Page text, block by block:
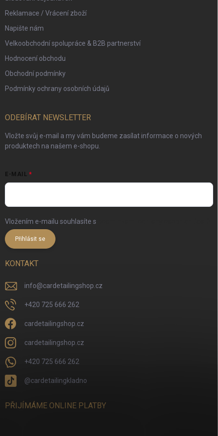
Reklamace / Vrácení zboží
Napište nám
Velkoobchodní spolupráce & B2B partnerství
Hodnocení obchodu
Obchodní podmínky
Podmínky ochrany osobních údajů
ODEBÍRAT NEWSLETTER
Vložte svůj e-mail a my vám budeme zasílat informace o nových
produktech na našem e-shopu.
E-MAIL
Vložením e-mailu souhlasíte s
Přihlásit se
KONTAKT
info@cardetailingshop.cz
+420 725 666 262
cardetailingshop.cz
cardetailingshop.cz
+420 725 666 262
@cardetailingkladno
PŘIJÍMÁME ONLINE PLATBY